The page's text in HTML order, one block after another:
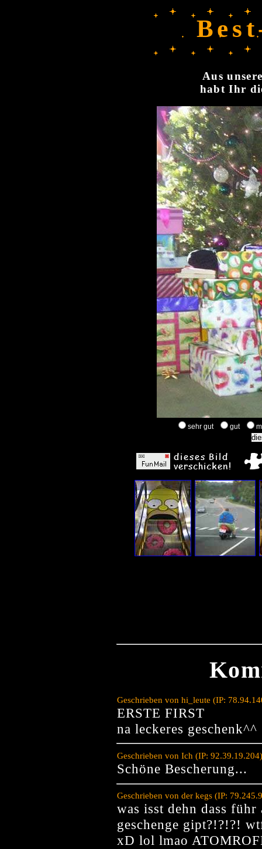
Aus
habt Ihr
sehr gut gut
Geschrieben von hi_leute (IP:
ERSTE FIRST
na leckeres geschenk^^
Geschrieben von Ich (IP:
Schöne Bescherung...
Geschrieben von der kegs (IP:
was isst dehn dass
geschenge gipt?!?!?!
xD lol lmao